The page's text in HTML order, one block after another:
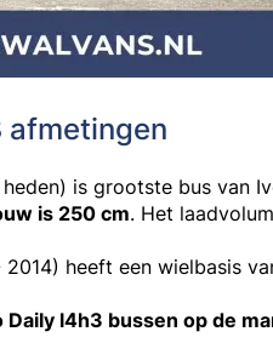
afmetingen
is grootste bus van
is 250 cm. Het
heeft een wielbasis
l4h3 bussen op de